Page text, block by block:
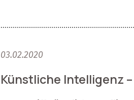
03.02.2020
Künstliche Intelligenz